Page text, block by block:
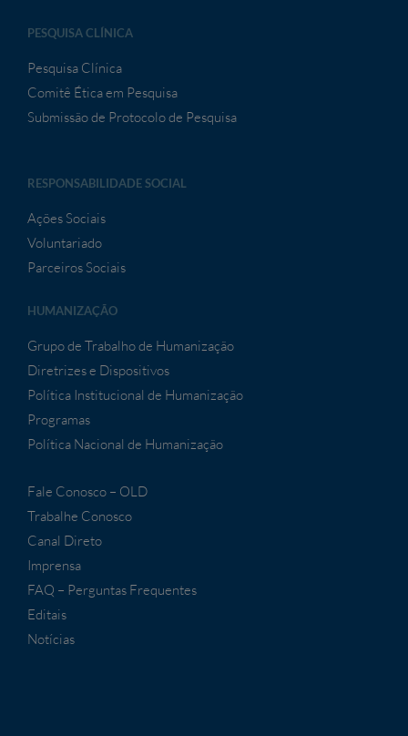
PESQUISA CLÍNICA
Pesquisa Clínica
Comitê Ética em Pesquisa
Submissão de Protocolo de Pesquisa
RESPONSABILIDADE SOCIAL
Ações Sociais
Voluntariado
Parceiros Sociais
HUMANIZAÇÃO
Grupo de Trabalho de Humanização
Diretrizes e Dispositivos
Política Institucional de Humanização
Programas
Política Nacional de Humanização
Fale Conosco – OLD
Trabalhe Conosco
Canal Direto
Imprensa
FAQ – Perguntas Frequentes
Editais
Notícias